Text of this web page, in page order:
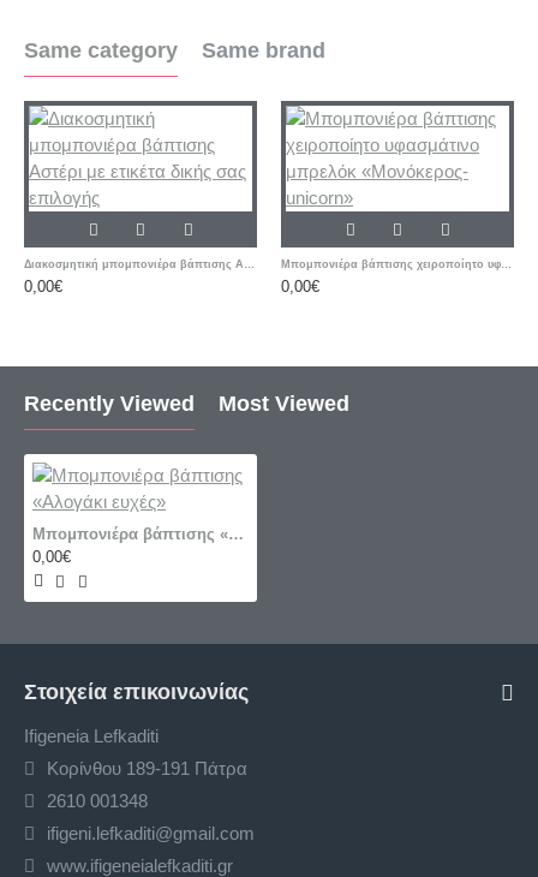
Same category Same brand
Διακοσμητική μπομπονιέρα βάπτισης Αστέρι με ετικέτα δικής σας επιλογής
0,00€
Μπομπονιέρα βάπτισης χειροποίητο υφασμάτινο μπρελόκ «Μονόκερος-unicorn»
0,00€
Recently Viewed Most Viewed
Μπομπονιέρα βάπτισης «Αλογάκι ευχές»
0,00€
Στοιχεία επικοινωνίας
Ifigeneia Lefkaditi
Κορίνθου 189-191 Πάτρα
2610 001348
ifigeni.lefkaditi@gmail.com
www.ifigeneialefkaditi.gr